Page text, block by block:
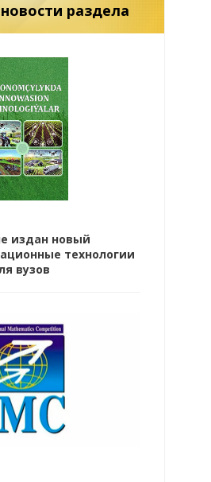
раздела
издан новый
технологии
вузов